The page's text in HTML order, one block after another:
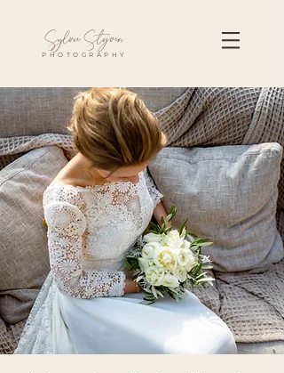
Sylvie Stijven
PHOTOGRAPHY